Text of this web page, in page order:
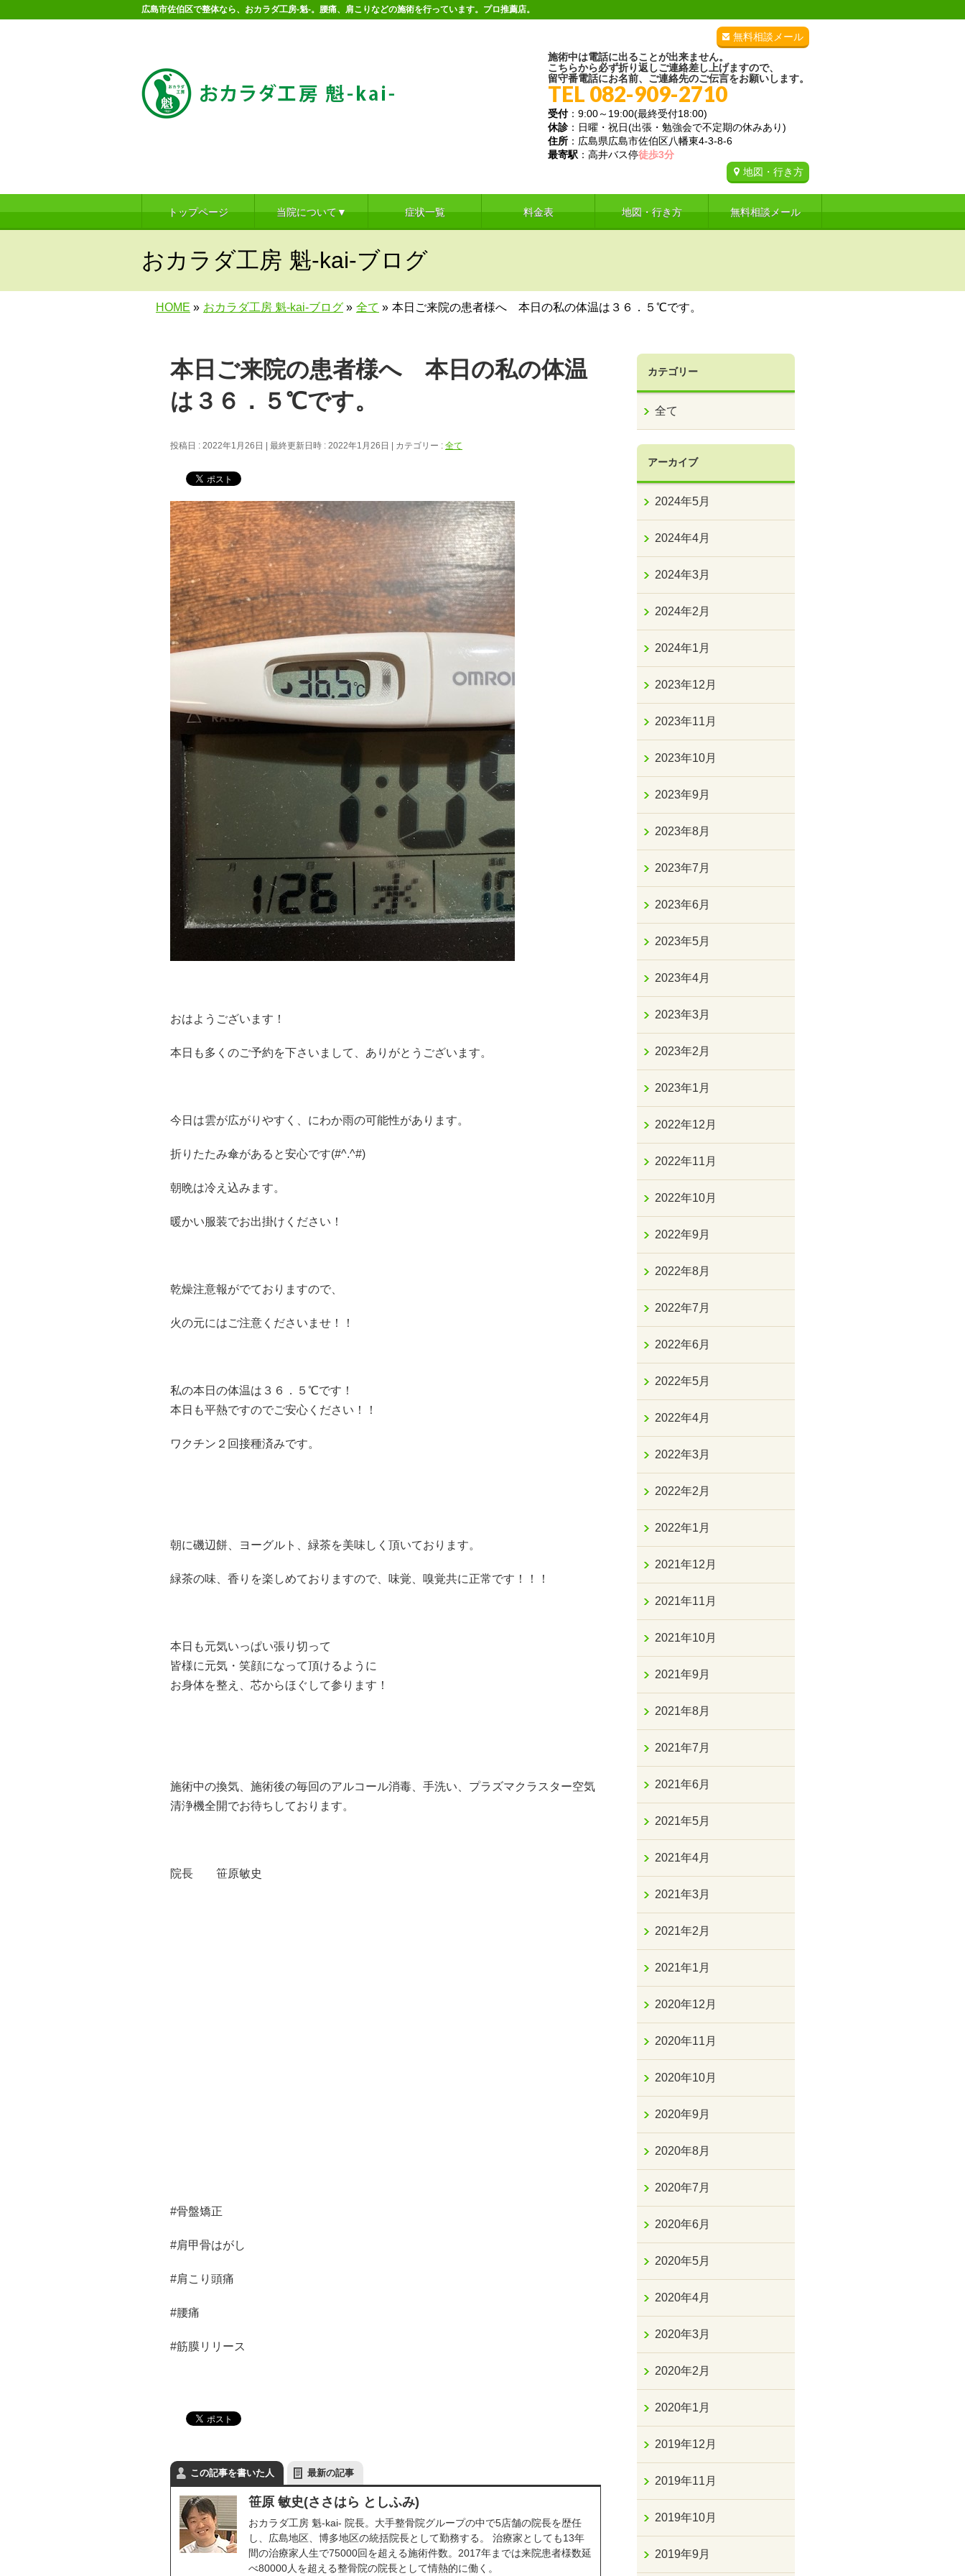
広島市佐伯区で整体なら、おカラダ工房-魁-。腰痛、肩こりなどの施術を行っています。プロ推薦店。
無料相談メール
施術中は電話に出ることが出来ません。
こちらから必ず折り返しご連絡差し上げますので、
留守番電話にお名前、ご連絡先のご伝言をお願いします。
TEL 082-909-2710
受付：9:00～19:00(最終受付18:00)
休診：日曜・祝日(出張・勉強会で不定期の休みあり)
住所 ：広島県広島市佐伯区八幡東4-3-8-6
最寄駅 ：高井バス停徒歩3分
地図・行き方
トップページ 当院について▼ 症状一覧 料金表 地図・行き方 無料相談メール
おカラダ工房 魁-kai-ブログ
HOME » おカラダ工房 魁-kai-ブログ » 全て » 本日ご来院の患者様へ 本日の私の体温は３６．５℃です。
本日ご来院の患者様へ 本日の私の体温
は３６．５℃です。
投稿日 : 2022年1月26日 最終更新日時 : 2022年1月26日 カテゴリー : 全て
おはようございます！
本日も多くのご予約を下さいまして、ありがとうございます。
今日は雲が広がりやすく、にわか雨の可能性があります。
折りたたみ傘があると安心です(#^.^#)
朝晩は冷え込みます。
暖かい服装でお出掛けください！
乾燥注意報がでておりますので、
火の元にはご注意くださいませ！！
私の本日の体温は３６．５℃です！
本日も平熱ですのでご安心ください！！
ワクチン２回接種済みです。
朝に磯辺餅、ヨーグルト、緑茶を美味しく頂いております。
緑茶の味、香りを楽しめておりますので、味覚、嗅覚共に正常です！！！
本日も元気いっぱい張り切って
皆様に元気・笑顔になって頂けるように
お身体を整え、芯からほぐして参ります！
施術中の換気、施術後の毎回のアルコール消毒、手洗い、プラズマクラスター空気
清浄機全開でお待ちしております。
院長 笹原敏史
#骨盤矯正
#肩甲骨はがし
#肩こり頭痛
#腰痛
#筋膜リリース
この記事を書いた人 最新の記事
笹原 敏史(ささはら としふみ)
おカラダ工房 魁-kai- 院長。大手整骨院グループの中で5店舗の院長を歴任
し、広島地区、博多地区の統括院長として勤務する。 治療家としても13年
間の治療家人生で75000回を超える施術件数。2017年までは来院患者様数延
べ80000人を超える整骨院の院長として情熱的に働く。
カテゴリー
全て
アーカイブ
2024年5月
2024年4月
2024年3月
2024年2月
2024年1月
2023年12月
2023年11月
2023年10月
2023年9月
2023年8月
2023年7月
2023年6月
2023年5月
2023年4月
2023年3月
2023年2月
2023年1月
2022年12月
2022年11月
2022年10月
2022年9月
2022年8月
2022年7月
2022年6月
2022年5月
2022年4月
2022年3月
2022年2月
2022年1月
2021年12月
2021年11月
2021年10月
2021年9月
2021年8月
2021年7月
2021年6月
2021年5月
2021年4月
2021年3月
2021年2月
2021年1月
2020年12月
2020年11月
2020年10月
2020年9月
2020年8月
2020年7月
2020年6月
2020年5月
2020年4月
2020年3月
2020年2月
2020年1月
2019年12月
2019年11月
2019年10月
2019年9月